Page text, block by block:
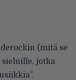
(mitä se
jotka